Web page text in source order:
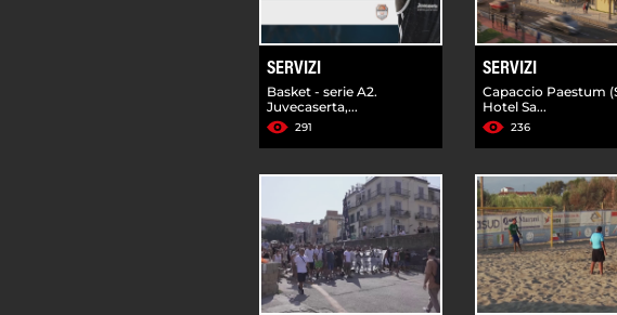
SERVIZI
Basket - serie A2.
Juvecaserta,...
291
SERVIZI
Capaccio Paestum
Hotel Sa...
236